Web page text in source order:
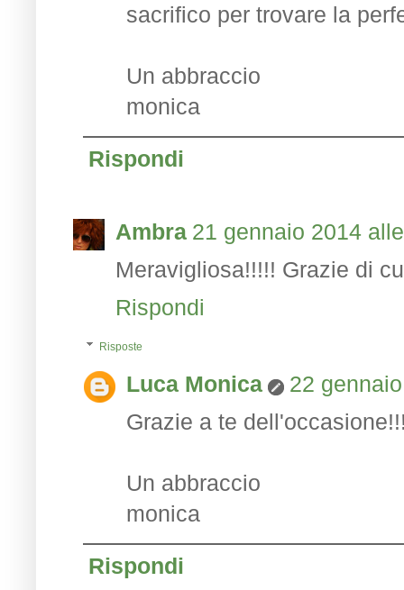
sacrifico per trovare la
Un abbraccio
monica
Rispondi
Ambra 21 gennaio 2014
Meravigliosa!!!!! Grazie di
Rispondi
Risposte
Luca Monica
22
Grazie a te
Un abbraccio
monica
Rispondi